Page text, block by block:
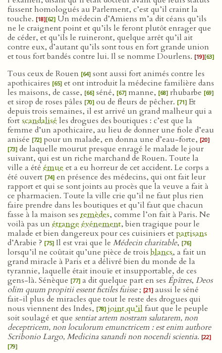
fussent homologués au Parlement, c’est qu’il craint la
touche. [18][62] Un médecin d’Amiens m’a dit céans qu’ils
ne le craignent point et qu’ils le feront plutôt enrager que
de céder, et qu’ils le ruineront, quelque arrêt qu’il ait
contre eux, d’autant qu’ils sont tous en fort grande union
et tous fort bandés contre lui. Il se nomme Dourlens. [19][63]
Tous ceux de Rouen [64] sont aussi fort animés contre les
apothicaires [65] et ont introduit la médecine familière dans
les maisons, de casse, [66] séné, [67] manne, [68] rhubarbe [69]
et sirop de roses pâles [70] ou de fleurs de pêcher. [71] Et
depuis trois semaines, il est arrivé un grand malheur qui a
fortscandalisé les drogues des boutiques : c’est que la
femme d’un apothicaire, au lieu de donner une fiole d’eau
anisée [72] pour un malade, en donna une d’eau-forte, [20]
[73] de laquelle mourut presque enragé le malade le jour
suivant, qui est un riche marchand de Rouen. Toute la
ville a été émue et a eu horreur de cet accident. Le corps a
été ouvert [74] en présence des médecins, qui ont fait leur
rapport et qui se sont joints au procès que la veuve a fait à
ce pharmacien. Toute la ville crie qu’il ne faut plus rien
faire prendre dans les boutiques et qu’il faut que chacun
fasse à la maison ses remèdes, comme l’on fait à Paris. Ne
voilà pas un étrange événement, bien tragique pour le
malade et bien dangereux pour ces cuisiniers etpartisans
d’Arabie ? [75] Il est vrai que le Médecin charitable, [76]
lorsqu’il ne coûtait qu’une pièce de troisblancs, a fait un
grand miracle à Paris et a délivré bien du monde de la
tyrannie, laquelle était inouïe et insupportable, de ces
gens-là. Sénèque [77] a dit quelque part en ses Épîtres, Deos
olim quum propitii essent fictiles fuisse; [21] aussi le séné
fait-il plus de miracles que tout le reste des drogues qui
nous viennent des Indes, [78] joint qu’il faut que le peuple
soit soulagé et que sentiat artem nostram salutarem, non
deceptricem, non loculorum emunctricem : est enim authore
Scribonio Largo, Medicina sanandi non nocendi scientia. [22]
[79]